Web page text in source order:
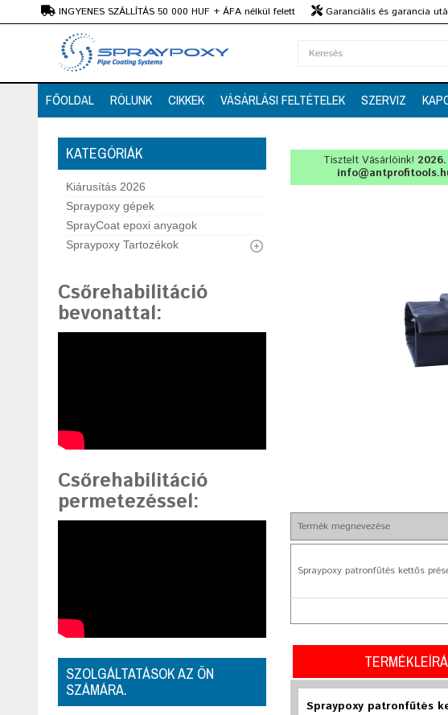
INGYENES SZÁLLÍTÁS 50 000 HUF + ÁFA nélkül felett
Garanciális és garancia
Szaktanácsadás
FŐOLDAL RÓLUNK CIKKEK VÁSÁRLÁSI FELTÉTELEK SZERVIZ
KATEGÓRIÁK
Kiárusítás 2026
Spraypoxy gépek
SprayCoat epoxi anyagok
Spraypoxy Tartozékok
Csőrehabilitáció
bevonattal:
Csőrehabilitáció
permetezéssel:
SZOLGÁLTATÁSOK AZ ÖN
SZÁMÁRA.
Tisztelt Vásárlóink!
Termék megnevezése
Spraypoxy patronfűtés kettős
Spraypoxy patronfűtés